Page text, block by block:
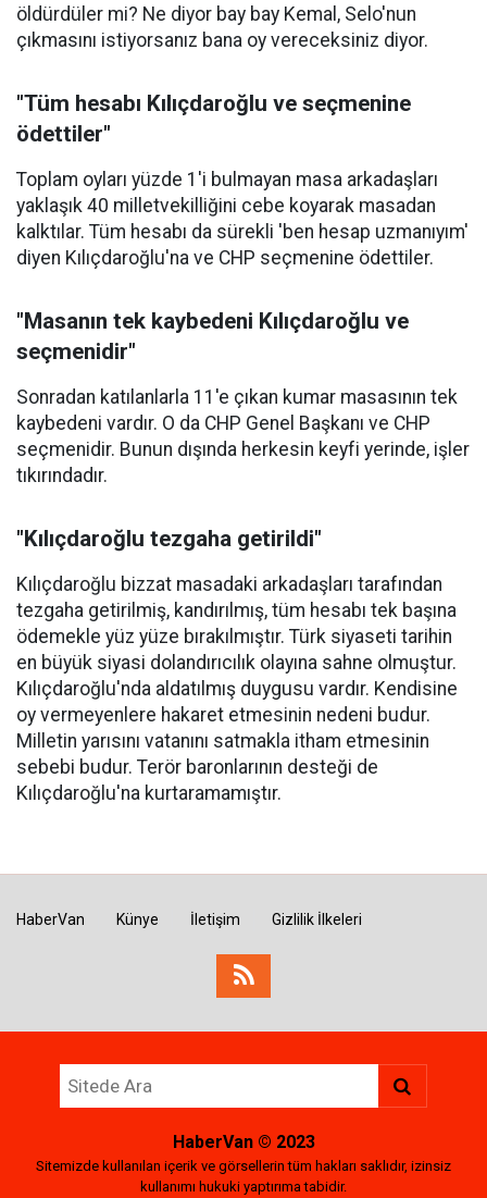
öldürdüler mi? Ne diyor bay bay Kemal, Selo'nun
çıkmasını istiyorsanız bana oy vereceksiniz diyor.
"Tüm hesabı Kılıçdaroğlu ve seçmenine
ödettiler"
Toplam oyları yüzde 1'i bulmayan masa arkadaşları
yaklaşık 40 milletvekilliğini cebe koyarak masadan
kalktılar. Tüm hesabı da sürekli 'ben hesap uzmanıyım'
diyen Kılıçdaroğlu'na ve CHP seçmenine ödettiler.
"Masanın tek kaybedeni Kılıçdaroğlu ve
seçmenidir"
Sonradan katılanlarla 11'e çıkan kumar masasının tek
kaybedeni vardır. O da CHP Genel Başkanı ve CHP
seçmenidir. Bunun dışında herkesin keyfi yerinde, işler
tıkırındadır.
"Kılıçdaroğlu tezgaha getirildi"
Kılıçdaroğlu bizzat masadaki arkadaşları tarafından
tezgaha getirilmiş, kandırılmış, tüm hesabı tek başına
ödemekle yüz yüze bırakılmıştır. Türk siyaseti tarihin
en büyük siyasi dolandırıcılık olayına sahne olmuştur.
Kılıçdaroğlu'nda aldatılmış duygusu vardır. Kendisine
oy vermeyenlere hakaret etmesinin nedeni budur.
Milletin yarısını vatanını satmakla itham etmesinin
sebebi budur. Terör baronlarının desteği de
Kılıçdaroğlu'na kurtaramamıştır.
HaberVan Künye İletişim Gizlilik İlkeleri
HaberVan© 2023
Sitemizde kullanılan içerik ve görsellerin tüm hakları saklıdır, izinsiz
kullanımı hukuki yaptırıma tabidir.